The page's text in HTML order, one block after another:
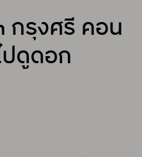
กรุงศรี คอน
ดูดอก